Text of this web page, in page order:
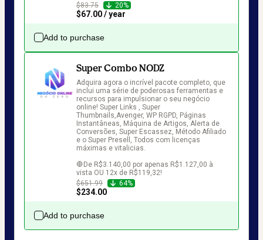
$83.75
20%
$67.00 / year
Add to purchase
Super Combo NODZ
Adquira agora o incrível pacote completo, que
inclui uma série de poderosas ferramentas e
recursos para impulsionar o seu negócio
online! Super Links , Super
Thumbnails,Avenger, WP RGPD, Páginas
Instantâneas, Máquina de Artigos, Alerta de
Conversões, Super Escassez, Método Afiliado
e o Super Presell, Todos com licenças
máximas e vitalicias.
🛑De R$3.140,00 por apenas R$1.127,00 à
vista OU 12x de R$119,32!
$651.99
64%
$234.00
Add to purchase